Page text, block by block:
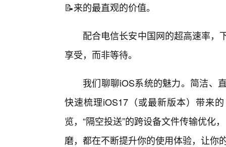
📝来的最直观的价值。
配合电信长安中国网的超高速率，
享受，而非等待。
我们聊聊iOS系统的魅力。简洁、
快速梳理iOS17（或最新版本）带来
览，“隔空投送”的跨设备文件传输优化
磨，都在不断提升你的使用体验，让你